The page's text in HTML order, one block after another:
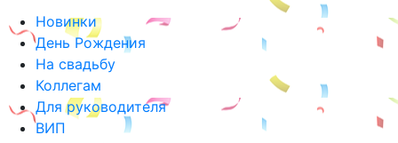
Новинки
День Рождения
На свадьбу
Коллегам
Для руководителя
ВИП